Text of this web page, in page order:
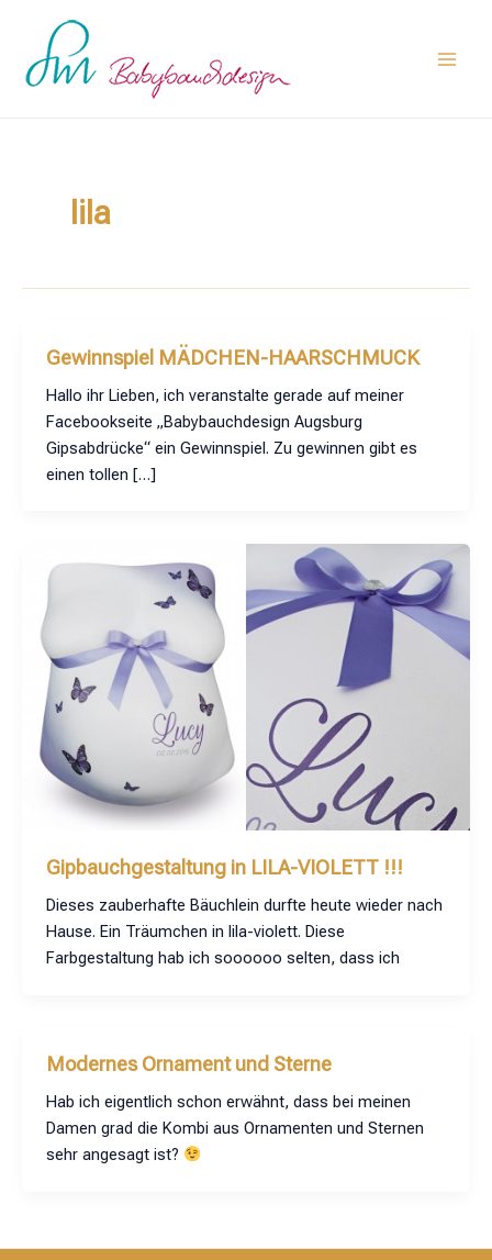
springen
lila
Gewinnspiel MÄDCHEN-HAARSCHMUCK
Hallo ihr Lieben, ich veranstalte gerade auf meiner
Facebookseite „Babybauchdesign Augsburg
Gipsabdrücke“ ein Gewinnspiel. Zu gewinnen gibt es
einen tollen […]
Gipbauchgestaltung in LILA-VIOLETT !!!
Dieses zauberhafte Bäuchlein durfte heute wieder nach
Hause. Ein Träumchen in lila-violett. Diese
Farbgestaltung hab ich soooooo selten, dass ich
Modernes Ornament und Sterne
Hab ich eigentlich schon erwähnt, dass bei meinen
Damen grad die Kombi aus Ornamenten und Sternen
sehr angesagt ist?